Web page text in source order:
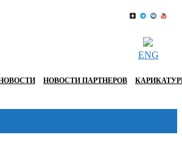
ENG
НОВОСТИ ПАРТНЕРОВ